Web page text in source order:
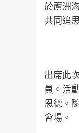
於蘆洲
共同追
出席此
員。活
恩德。
會場。